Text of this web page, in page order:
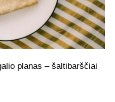
planas – šaltibarščiai